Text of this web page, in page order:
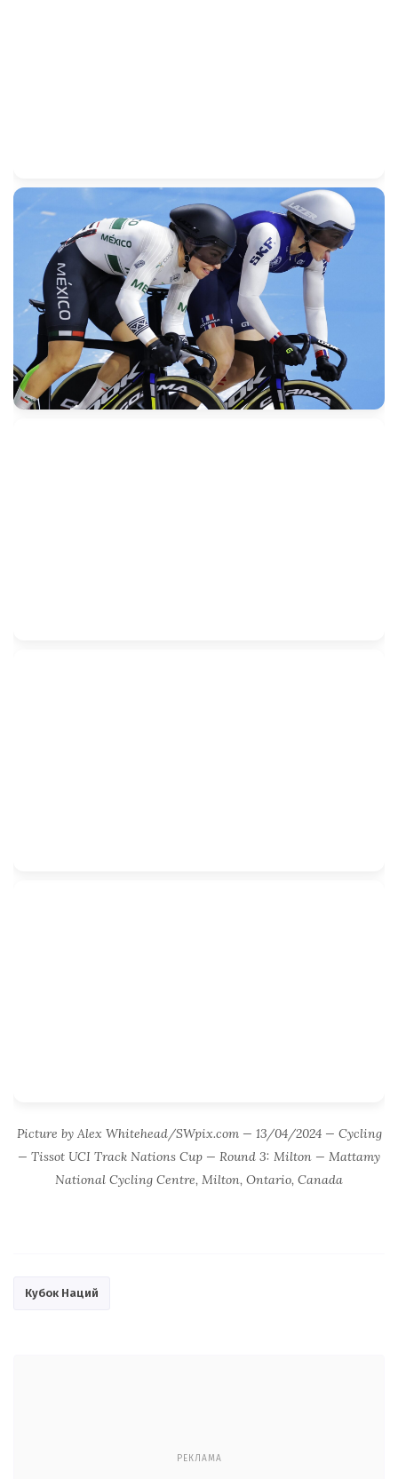
Picture by Alex Whitehead/SWpix.com — 13/04/2024 — Cycling
— Tissot UCI Track Nations Cup — Round 3: Milton — Mattamy
National Cycling Centre, Milton, Ontario, Canada
Кубок Наций
РЕКЛАМА